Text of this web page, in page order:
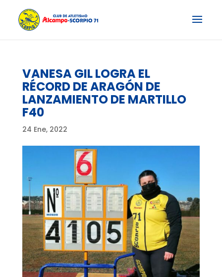
VANESA GIL LOGRA EL
RÉCORD DE ARAGÓN DE
LANZAMIENTO DE MARTILLO
F40
24 Ene, 2022